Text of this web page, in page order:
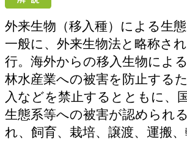
外来生物（移入種）による生
一般に、外来生物法と略称さ
行。海外からの移入生物によ
林水産業への被害を防止する
入などを禁止するとともに、
生態系等への被害が認められ
れ、飼育、栽培、譲渡、運搬